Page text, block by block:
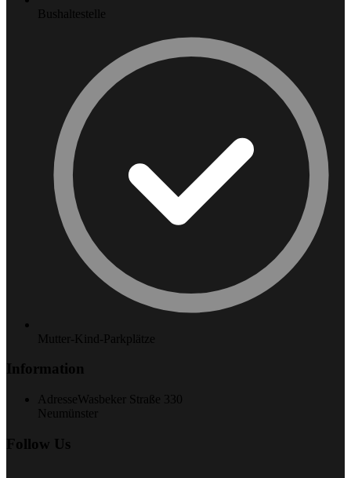
Bushaltestelle
Mutter-Kind-Parkplätze
Information
AdresseWasbeker Straße 330
Neumünster
Follow Us